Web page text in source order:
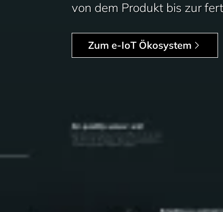
von dem Produkt bis zur
Zum e-IoT Ökosystem